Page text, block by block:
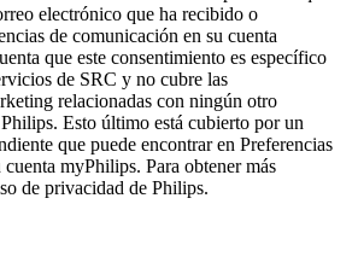
electrónico que ha recibido o
de comunicación en su cuenta
que este consentimiento es específico
de SRC y no cubre las
relacionadas con ningún otro
Esto último está cubierto por un
que puede encontrar en Preferencias
myPhilips. Para obtener más
de privacidad de Philips.